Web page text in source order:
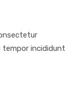
tempor incididunt